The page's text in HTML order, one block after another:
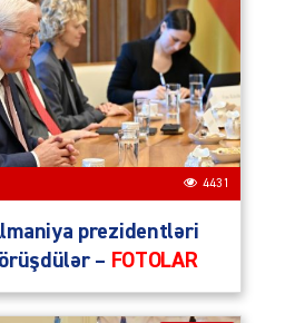
4431
prezidentləri
– FOTOLAR